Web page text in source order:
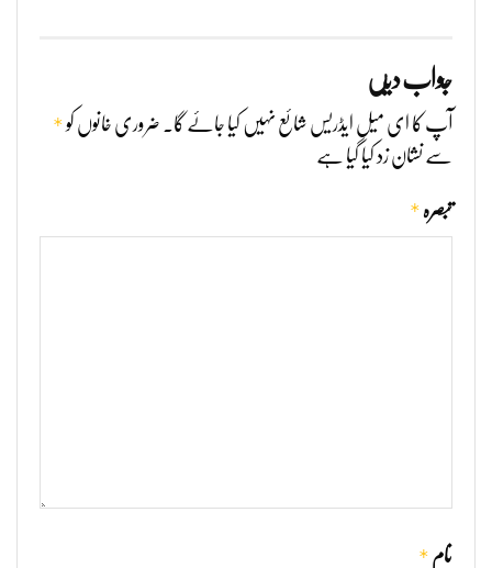
جواب دیں
آپ کا ای میل ایڈریس شائع نہیں کیا جائے گا۔ ضروری خانوں کو*
سے نشان زد کیا گیا ہے
تبصرہ *
نام *